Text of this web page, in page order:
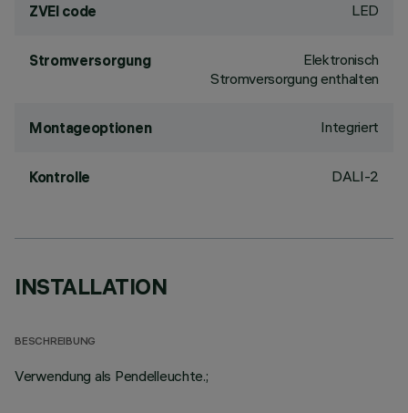
ZVEI code LED
Stromversorgung
Elektronisch
Stromversorgung enthalten
Montageoptionen Integriert
Kontrolle DALI-2
INSTALLATION
BESCHREIBUNG
Verwendung als Pendelleuchte.;